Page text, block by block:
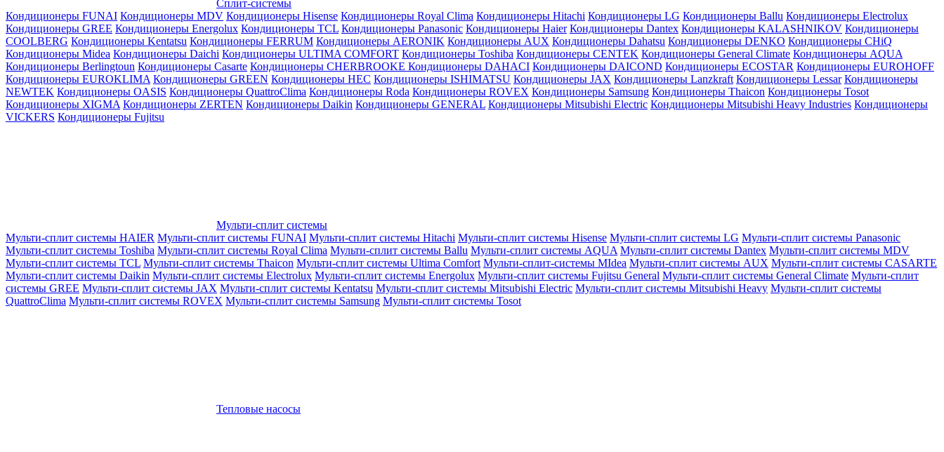
Сплит-системы
Кондиционеры FUNAI Кондиционеры MDV Кондиционеры Hisense Кондиционеры Royal Clima Кондиционеры Hitachi Кондиционеры LG Кондиционеры Ballu Кондиционеры Electrolux
Кондиционеры GREE Кондиционеры Energolux Кондиционеры TCL Кондиционеры Panasonic Кондиционеры Haier Кондиционеры Dantex Кондиционеры KALASHNIKOV Кондиционеры
СOOLBERG Кондиционеры Kentatsu Кондиционеры FERRUM Кондиционеры AERONIK Кондиционеры AUX Кондиционеры Dahatsu Кондиционеры DENKO Кондиционеры CHiQ
Кондиционеры Midea Кондиционеры Daichi Кондиционеры ULTIMA COMFORT Кондиционеры Toshiba Кондиционеры CENTEK Кондиционеры General Climate Кондиционеры AQUA
Кондиционеры Berlingtoun Кондиционеры Casarte Кондиционеры CHERBROOKE Кондиционеры DAHACI Кондиционеры DAICOND Кондиционеры ECOSTAR Кондиционеры EUROHOFF
Кондиционеры EUROKLIMA Кондиционеры GREEN Кондиционеры HEC Кондиционеры ISHIMATSU Кондиционеры JAX Кондиционеры Lanzkraft Кондиционеры Lessar Кондиционеры
NEWTEK Кондиционеры OASIS Кондиционеры QuattroClima Кондиционеры Roda Кондиционеры ROVEX Кондиционеры Samsung Кондиционеры Thaicon Кондиционеры Tosot
Кондиционеры XIGMA Кондиционеры ZERTEN Кондиционеры Daikin Кондиционеры GENERAL Кондиционеры Mitsubishi Electric Кондиционеры Mitsubishi Heavy Industries Кондиционеры
VICKERS Кондиционеры Fujitsu
Мульти-сплит системы
Мульти-сплит системы HAIER Мульти-сплит системы FUNAI Мульти-сплит системы Hitachi Мульти-сплит системы Hisense Мульти-сплит системы LG Мульти-сплит системы Panasonic
Мульти-сплит системы Toshiba Мульти-сплит системы Royal Clima Мульти-сплит системы Ballu Мульти-сплит системы AQUA Мульти-сплит системы Dantex Мульти-сплит системы MDV
Мульти-сплит системы TCL Мульти-сплит системы Thaicon Мульти-сплит системы Ultima Comfort Мульти-сплит-системы MIdea Мульти-сплит системы AUX Мульти-сплит системы CASARTE
Мульти-сплит системы Daikin Мульти-сплит системы Electrolux Мульти-сплит системы Energolux Мульти-сплит системы Fujitsu General Мульти-сплит системы General Climate Мульти-сплит
системы GREE Мульти-сплит системы JAX Мульти-сплит системы Kentatsu Мульти-сплит системы Mitsubishi Electric Мульти-сплит системы Mitsubishi Heavy Мульти-сплит системы
QuattroClima Мульти-сплит системы ROVEX Мульти-сплит системы Samsung Мульти-сплит системы Tosot
Тепловые насосы